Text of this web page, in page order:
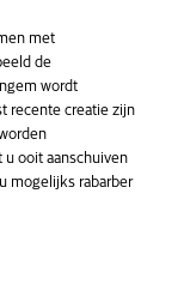
met
de
wordt
recente creatie zijn
ooit aanschuiven
mogelijks rabarber